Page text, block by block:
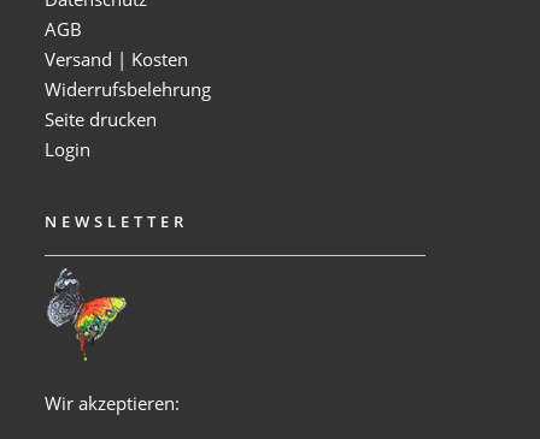
AGB
Versand | Kosten
Widerrufsbelehrung
Seite drucken
Login
NEWSLETTER
Wir akzeptieren: